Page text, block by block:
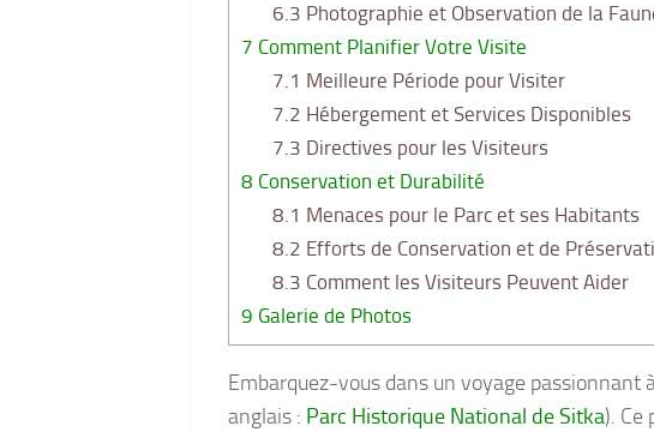
6.3 Photographie et Observation de la
7 Comment Planifier Votre Visite
7.1 Meilleure Période pour Visiter
7.2 Hébergement et Services Disponibles
7.3 Directives pour les Visiteurs
8 Conservation et Durabilité
8.1 Menaces pour le Parc et ses Habitants
8.2 Efforts de Conservation et de
8.3 Comment les Visiteurs Peuvent Aider
9 Galerie de Photos
Embarquez-vous dans un voyage
anglais : Parc Historique National de Sitka). Ce